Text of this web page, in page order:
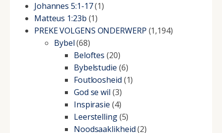
Johannes 5:1-17(1)
Matteus 1:23b (1)
PREKE VOLGENS ONDERWERP (1,194)
Bybel(68)
Beloftes (20)
Bybelstudie (6)
Foutloosheid (1)
God se wil (3)
Inspirasie (4)
Leerstelling(5)
Noodsaaklikheid(2)